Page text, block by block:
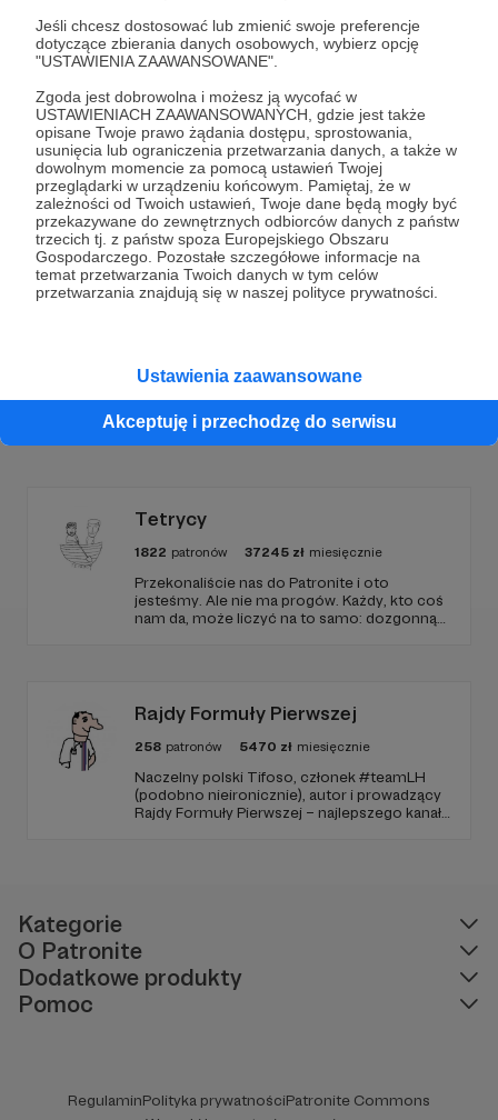
Jeśli chcesz dostosować lub zmienić swoje preferencje
dotyczące zbierania danych osobowych, wybierz opcję
"USTAWIENIA ZAAWANSOWANE".
Zgoda jest dobrowolna i możesz ją wycofać w
USTAWIENIACH ZAAWANSOWANYCH, gdzie jest także
opisane Twoje prawo żądania dostępu, sprostowania,
usunięcia lub ograniczenia przetwarzania danych, a także w
dowolnym momencie za pomocą ustawień Twojej
przeglądarki w urządzeniu końcowym. Pamiętaj, że w
zależności od Twoich ustawień, Twoje dane będą mogły być
przekazywane do zewnętrznych odbiorców danych z państw
trzecich tj. z państw spoza Europejskiego Obszaru
Gospodarczego. Pozostałe szczegółowe informacje na
temat przetwarzania Twoich danych w tym celów
przetwarzania znajdują się w naszej polityce prywatności.
Ustawienia zaawansowane
Akceptuję i przechodzę do serwisu
Dołącz do grona Patronów!
Wesprzyj działalność Autoradusznø podcastjuż
teraz!
Zostań Patronem
Promowani autorzy
Tetrycy
1822 patronów 37245 zł miesięcznie
Przekonaliście nas do Patronite i oto
jesteśmy. Ale nie ma progów. Każdy, kto coś
nam da, może liczyć na to samo: dozgonną
Rajdy Formuły Pierwszej
258 patronów 5470 zł miesięcznie
Naczelny polski Tifoso, członek #teamLH
(podobno nieironicznie), autor i prowadzący
Rajdy Formuły Pierwszej – najlepszego kanału
Kategorie
O Patronite
Dodatkowe produkty
Pomoc
RegulaminPolityka prywatnościPatronite Commons